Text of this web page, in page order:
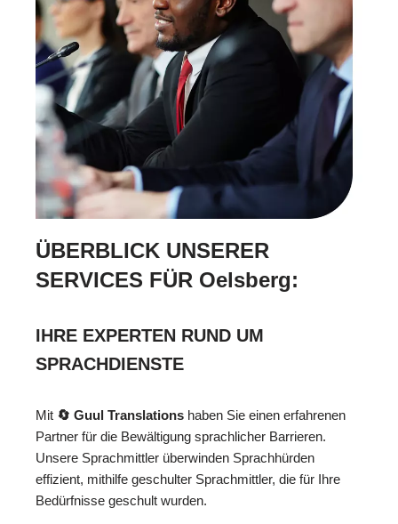
ÜBERBLICK UNSERER
SERVICES FÜR Oelsberg:
IHRE EXPERTEN RUND UM
SPRACHDIENSTE
Mit 🔄 Guul Translations haben Sie einen erfahrenen
Partner für die Bewältigung sprachlicher Barrieren.
Unsere Sprachmittler überwinden Sprachhürden
effizient, mithilfe geschulter Sprachmittler, die für Ihre
Bedürfnisse geschult wurden.